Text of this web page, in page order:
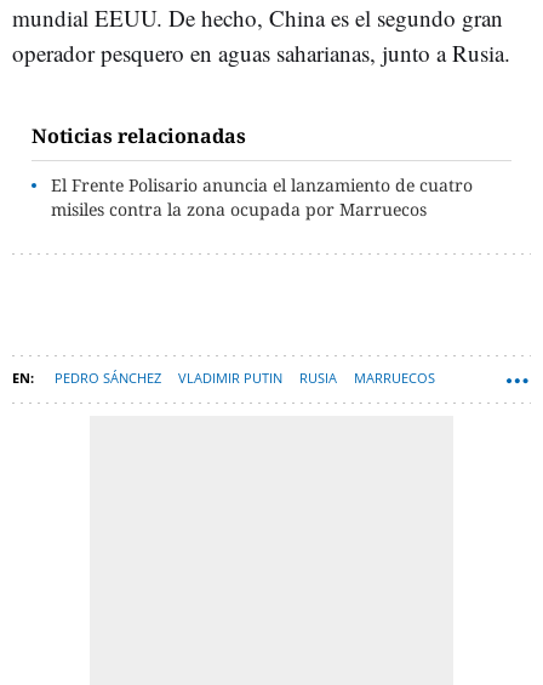
mundial EEUU. De hecho, China es el segundo gran
operador pesquero en aguas saharianas, junto a Rusia.
Noticias relacionadas
El Frente Polisario anuncia el lanzamiento de cuatro
misiles contra la zona ocupada por Marruecos
PEDRO SÁNCHEZ VLADIMIR PUTIN RUSIA MARRUECOS